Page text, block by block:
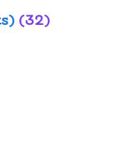
(32)